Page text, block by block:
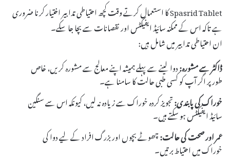
Spasrid Tablet کا استعمال کرتے وقت کچھ احتیاطی تدابیر اختیار کرنا ضروری
ہے تاکہ اس کے ممکنہ سائیڈ ایفیکٹس اور نقصانات سے بچا جا سکے۔
ان احتیاطی تدابیر میں شامل ہیں:
ڈاکٹر سے مشورہ:دوا لینے سے پہلے ہمیشہ اپنے معالج سے مشورہ کریں، خاص
طور پر اگر آپ کو کسی طبی حالت کا سامنا ہے۔
خوراک کی پابندی:تجویز کردہ خوراک سے زیادہ نہ لیں، کیونکہ اس سے سنگین
سائیڈ ایفیکٹس ہو سکتے ہیں۔
عمر اور صحت کی حالت:چھوٹے بچوں اور بزرگ افراد کے لیے دوا کی
خوراک میں احتیاط برتیں۔